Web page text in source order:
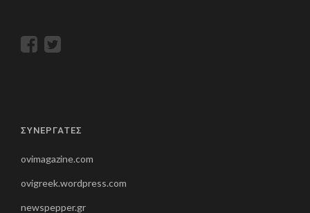
ΣΥΝΕΡΓΑΤΕΣ
ovimagazine.com
ovigreek.wordpress.com
newspepper.gr